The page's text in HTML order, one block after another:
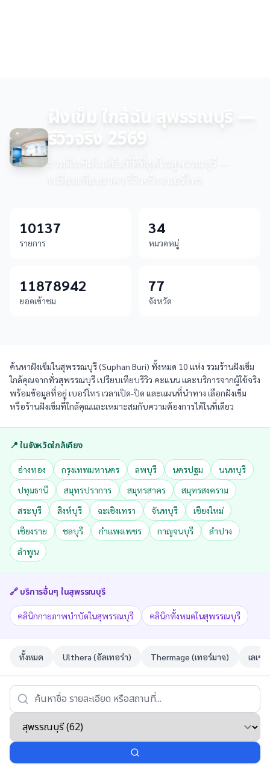
ฝังเข็ม ใกล้ฉัน สุพรรณบุรี —
รีวิวจริง 2569
รวมฝังเข็มใกล้ฉันที่ดีที่สุดในสุพรรณบุรี —
เปรียบเทียบราคา รีวิวจริง เบอร์โทร
10137
รายการ
34
หมวดหมู่
11878942
ยอดเข้าชม
77
จังหวัด
ค้นหาฝังเข็มในสุพรรณบุรี (Suphan Buri) ทั้งหมด 10 แห่ง รวมร้านฝังเข็ม
ใกล้คุณจากทั่วสุพรรณบุรี เปรียบเทียบรีวิว คะแนน และบริการจากผู้ใช้จริง
พร้อมข้อมูลที่อยู่ เบอร์โทร เวลาเปิด-ปิด และแผนที่นำทาง เลือกฝังเข็ม
หรือร้านฝังเข็มที่ใกล้คุณและเหมาะสมกับความต้องการได้ในที่เดียว
📍 ในจังหวัดใกล้เคียง
อ่างทอง กรุงเทพมหานคร ลพบุรี นครปฐม
นนทบุรี
ปทุมธานี
สมุทรปราการ สมุทรสาคร
สมุทรสงคราม
สระบุรี
สิงห์บุรี ฉะเชิงเทรา จันทบุรี
เชียงใหม่
เชียงราย
ชลบุรี กำแพงเพชร กาญจนบุรี
ลำปาง
ลำพูน
🔗 บริการอื่นๆ ในสุพรรณบุรี
คลินิกกายภาพบำบัดในสุพรรณบุรี คลินิกทั้งหมดในสุพรรณบุรี
ทั้งหมด Ulthera (อัลเทอร่า) Thermage (เทอร์มาจ) เลเซ